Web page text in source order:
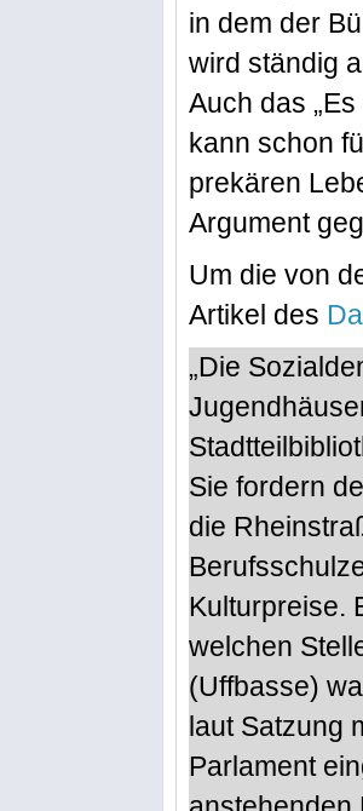
in dem der
wird ständig
Auch das
kann schon
prekären
Argument
Um die von
Artikel des
„Die
Sie fordern
die
Kulturpreise.
welchen
(Uffbasse)
laut Satzung
Parlament